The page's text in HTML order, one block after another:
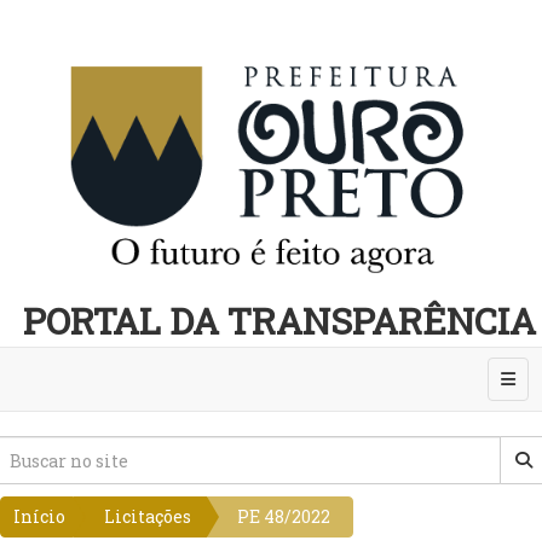
PORTAL DA TRANSPARÊNCIA
Início Licitações PE 48/2022